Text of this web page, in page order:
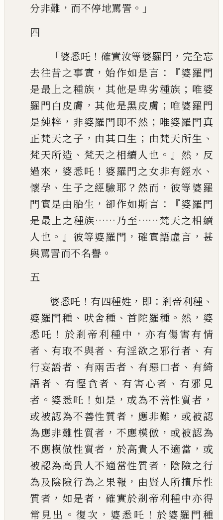
分非難 ， 而不停地罵詈 。」
四
「婆悉吒 ！ 確實汝等婆羅門 ， 完全忘
去往昔之事實 ，始作如是言 ：『婆羅門
是最 上之種族 ，其他是卑劣種族 ； 唯婆
羅門白皮膚 ，其他是黑皮膚 ； 唯婆羅門
是純粹 ， 非婆羅門即不然 ； 唯婆羅門真
正梵天之子 ， 由其口生 ； 由梵天所生 、
梵天所造 、 梵天之相續人也 。』 然 ， 反
過來 ， 婆悉吒 ！ 婆羅門之女非有經水 、
懷孕 、生子之經驗耶 ？ 然而 ， 彼等婆羅
門實是由胎生 ，卻作如斯言 ：『婆羅門
是最上之種族…… 乃至……梵天之相續
人也 。』 彼等婆羅門 ，確實語虛言 ， 甚
與罵詈而不名譽 。
五
婆悉吒 ！ 有四種姓 ， 即 ： 剎帝利種 、
婆羅門種 、 吠舍種 、 首陀羅種 。 然 ， 婆
悉吒 ！ 於剎帝利種中 ， 亦有傷害有情
者 、 有取不與者 、 有淫欲之邪行者 、 有
行妄語者 、 有兩舌者 、 有惡口者 、 有綺
語者 、 有慳貪者 、 有害心者 、 有邪見
者 。 婆悉吒 ！ 如是 ， 或為不善性質者 ，
或被認為不善性質者 ， 應非難 ， 或被認
為應非難性質者 ， 不應模倣 ， 或被認為
不應模倣性質者 ， 於高貴人不適當 ， 或
被認為高貴人不適當性質者 ， 陰險之行
為及陰險行為之果報 ， 由賢人所擯斥性
質者 ， 如是者 ，確實於剎帝利種中亦得
常見出 。 復次 ， 婆悉吒 ！ 於婆羅門種